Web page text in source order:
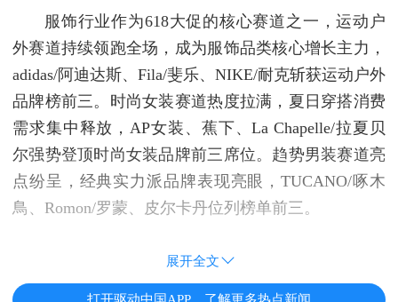
服饰行业作为618大促的核心赛道之一，运动户
外赛道持续领跑全场，成为服饰品类核心增长主力，
adidas/阿迪达斯、Fila/斐乐、NIKE/耐克斩获运动户外
品牌榜前三。时尚女装赛道热度拉满，夏日穿搭消费
需求集中释放，AP女装、蕉下、La Chapelle/拉夏贝
尔强势登顶时尚女装品牌前三席位。趋势男装赛道亮
点纷呈，经典实力派品牌表现亮眼，TUCANO/啄木
鳥、Romon/罗蒙、皮尔卡丹位列榜单前三。
展开全文
打开驱动中国APP，了解更多热点新闻